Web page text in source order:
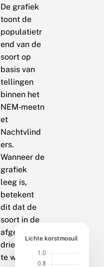
De grafiek
toont de
populatietr
end van de
soort op
basis van
tellingen
binnen het
NEM‑meetn
et
Nachtvlind
ers.
Wanneer de
grafiek
leeg is,
betekent
dit dat de
soort in de
afgelopen
drie jaar op
te weinig
Lichte korstmosuil